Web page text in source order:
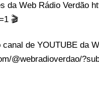
da Web Rádio Verdão
🎬
de YOUTUBE da
@webradioverdao/